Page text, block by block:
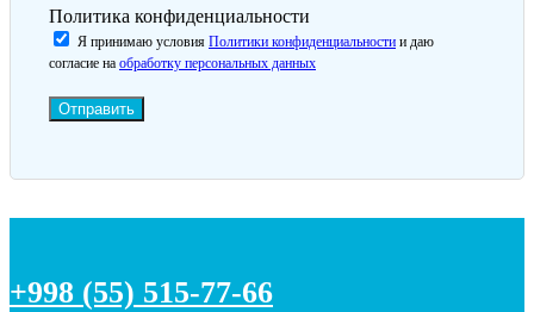
Политика конфиденциальности
Я принимаю условия Политики конфиденциальности и даю
согласие на обработку персональных данных
Отправить
+998 (55) 515-77-66